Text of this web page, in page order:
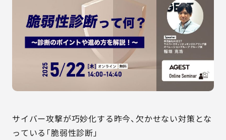
事例紹介
サービス詳細資料
サイバー攻撃が巧妙化する昨今、欠かせない対策とな
っている「脆弱性診断」